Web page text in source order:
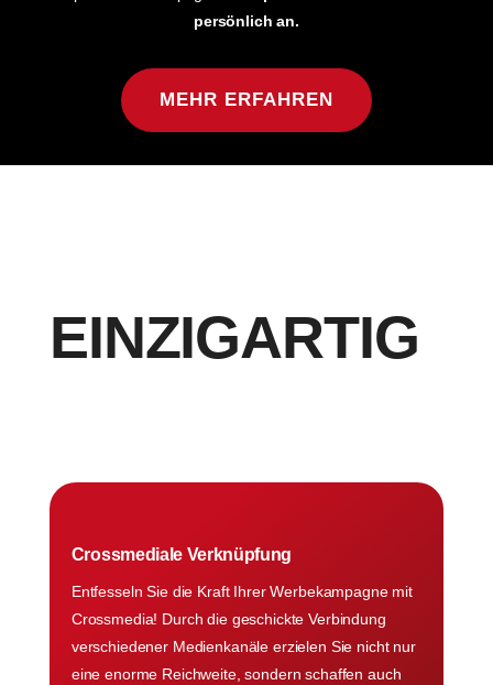
persönlich an.
MEHR ERFAHREN
EINZIGARTIG
Crossmediale Verknüpfung
Entfesseln Sie die Kraft Ihrer Werbekampagne mit
Crossmedia! Durch die geschickte Verbindung
verschiedener Medienkanäle erzielen Sie nicht nur
eine enorme Reichweite, sondern schaffen auch